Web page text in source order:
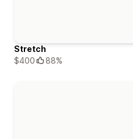
Stretch
$400
88%